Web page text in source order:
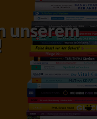
unserem